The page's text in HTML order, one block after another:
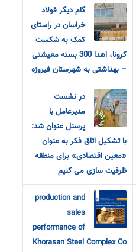
گام دیگر فولاد
خراسان در راستای
کمک به شکست
کرونا، اهدا 300 بسته معیشتی
– بهداشتی به شهرستان فیروزه
در نشست
مدیرعامل با
پرسنل عنوان شد:
با تشکیل اتاق فکر به عنوان
«معین اقتصادی» برای منطقه
ظرفیت سازی می کنیم
production and
sales
performance of
Khorasan Steel Complex Co